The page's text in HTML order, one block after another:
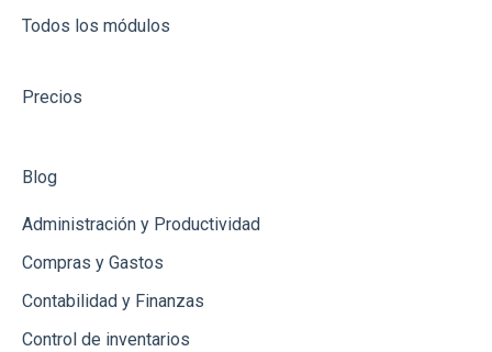
Recepción de Mercancia
Usuarios
Productos
Clientes
Todos los módulos
Precios
Blog
Administración y Productividad
Compras y Gastos
Contabilidad y Finanzas
Control de inventarios